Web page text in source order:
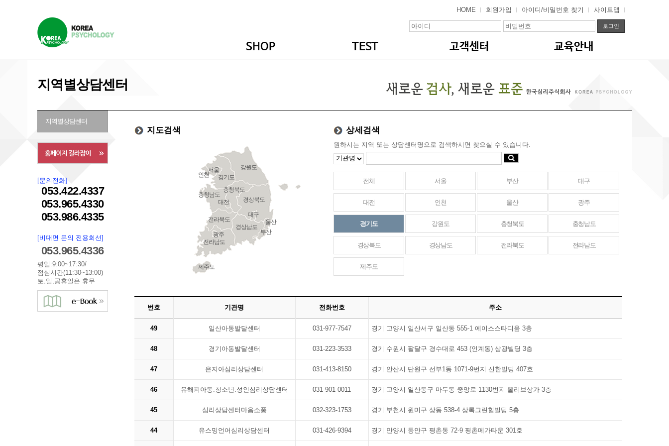
HOME 회원가입 아이디/비밀번호 찾기 사이트맵
SHOP TEST 고객센터 교육안내
지역별상담센터
지역별상담센터
[문의전화]
053.422.4337
053.965.4330
053.986.4335
[비대면 문의 전용회선]
053.965.4336
평일:9:00~17:30/
점심시간(11:30~13:00)
토,일,공휴일은 휴무
지도검색
서울
경기도
인천
강원도
충청북도
충청남도
대전
광주
전라북도
전라남도
경상북도
경상남도
대구
부산
울산
제주도
상세검색
원하시는 지역 또는 상담센터명으로 검색하시면 찾으실 수 있습니다.
전체 서울 부산 대구
대전 인천 울산 광주
경기도 강원도 충청북도 충청남도
경상북도 경상남도 전라북도 전라남도
제주도
번호 기관명 전화번호 주소
49 일산아동발달센터 031-977-7547 경기 고양시 일산서구 일산동 555-1 에이스스타디움 3층
48 경기아동발달센터 031-223-3533 경기 수원시 팔달구 경수대로 453 (인계동) 삼광빌딩 3층
47 은지아심리상담센터 031-413-8150 경기 안산시 단원구 선부1동 1071-9번지 신한빌딩 407호
46 유해피아동.청소년.성인심리상담센터 031-901-0011 경기 고양시 일산동구 마두동 중앙로 1130번지 올리브상가 3층
45 심리상담센터마음소풍 032-323-1753 경기 부천시 원미구 상동 538-4 상록그린힐빌딩 5층
44 유스밍언어심리상담센터 031-426-9394 경기 안양시 동안구 평촌동 72-9 평촌메가타운 301호